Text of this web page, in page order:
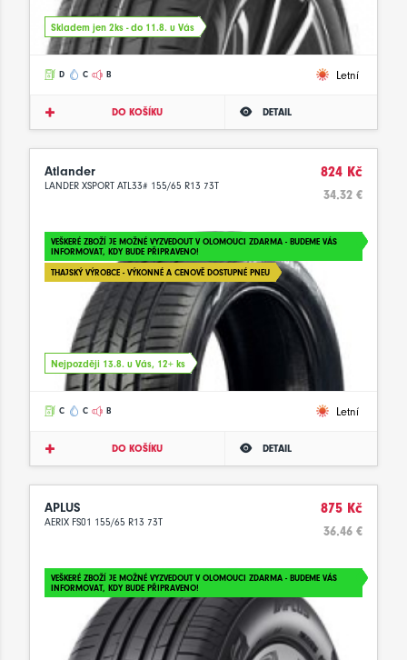
Skladem jen 2ks - do 11.8. u Vás
D C B Letní
DO KOŠÍKU DETAIL
Atlander
LANDER XSPORT ATL33# 155/65 R13 73T
824 Kč
34.32 €
VEŠKERÉ ZBOŽÍ JE MOŽNÉ VYZVEDOUT V OLOMOUCI ZDARMA - BUDEME VÁS
INFORMOVAT, KDY BUDE PŘIPRAVENO!
THAJSKÝ VÝROBCE - VÝKONNÉ A CENOVĚ DOSTUPNÉ PNEU
Nejpozději 13.8. u Vás, 12+ ks
C C B Letní
DO KOŠÍKU DETAIL
APLUS
AERIX FS01 155/65 R13 73T
875 Kč
36.46 €
VEŠKERÉ ZBOŽÍ JE MOŽNÉ VYZVEDOUT V OLOMOUCI ZDARMA - BUDEME VÁS
INFORMOVAT, KDY BUDE PŘIPRAVENO!